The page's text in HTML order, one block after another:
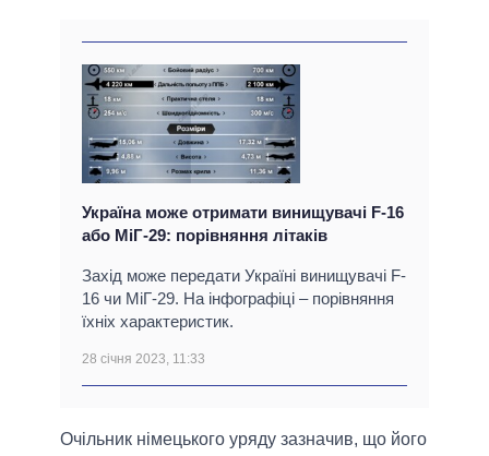
Україна може отримати винищувачі F-16
або МіГ-29: порівняння літаків
Захід може передати Україні винищувачі F-
16 чи МіГ-29. На інфографіці – порівняння
їхніх характеристик.
28 січня 2023, 11:33
Очільник німецького уряду зазначив, що його